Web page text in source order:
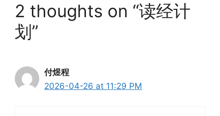
2 thoughts on “读经计
划”
付煜程
2026-04-26 at 11:29 PM